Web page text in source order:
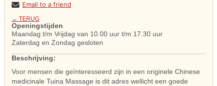
Email to a friend
← TERUG
Openingstijden
Maandag t/m Vrijdag van 10.00 uur t/m 17.30 uur
Zaterdag en Zondag gesloten
Beschrijving:
Voor mensen die geïnteresseerd zijn in een originele Chinese
medicinale Tuina Massage is dit adres wellicht een goede